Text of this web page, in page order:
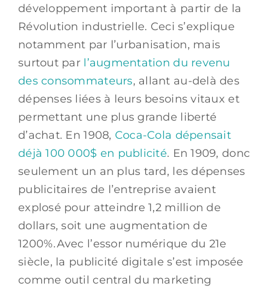
développement important à partir de la
Révolution industrielle. Ceci s’explique
notamment par l’urbanisation, mais
surtout par l’augmentation du revenu
des consommateurs, allant au-delà des
dépenses liées à leurs besoins vitaux et
permettant une plus grande liberté
d’achat. En 1908, Coca-Cola dépensait
déjà 100 000$ en publicité. En 1909, donc
seulement un an plus tard, les dépenses
publicitaires de l’entreprise avaient
explosé pour atteindre 1,2 million de
dollars, soit une augmentation de
1200%.Avec l’essor numérique du 21e
siècle, la publicité digitale s’est imposée
comme outil central du marketing